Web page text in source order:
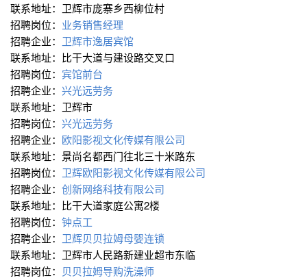
联系地址：卫辉市庞寨乡西柳位村
招聘岗位： 业务销售经理
招聘企业： 卫辉市逸居宾馆
联系地址：比干大道与建设路交叉口
招聘岗位： 宾馆前台
招聘企业： 兴光远劳务
联系地址：卫辉市
招聘岗位： 兴光远劳务
招聘企业： 欧阳影视文化传媒有限公司
联系地址：景尚名都西门往北三十米路东
招聘岗位： 卫辉欧阳影视文化传媒有限公司
招聘企业： 创新网络科技有限公司
联系地址：比干大道家庭公寓2楼
招聘岗位： 钟点工
招聘企业： 卫辉贝贝拉姆母婴连锁
联系地址：卫辉市人民路新建业超市东临
招聘岗位： 贝贝拉姆导购洗澡师